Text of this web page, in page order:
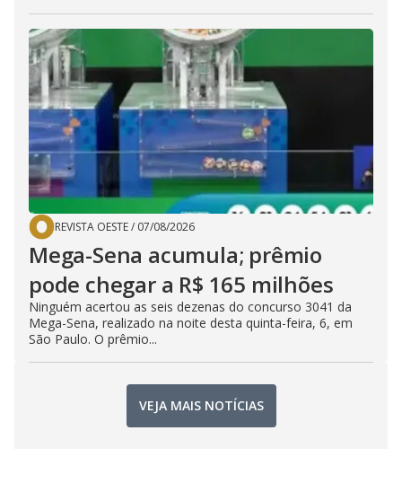
REVISTA OESTE/ 07/08/2026
Mega-Sena acumula; prêmio
pode chegar a R$ 165 milhões
Ninguém acertou as seis dezenas do concurso 3041 da
Mega-Sena, realizado na noite desta quinta-feira, 6, em
São Paulo. O prêmio...
VEJA MAIS NOTÍCIAS